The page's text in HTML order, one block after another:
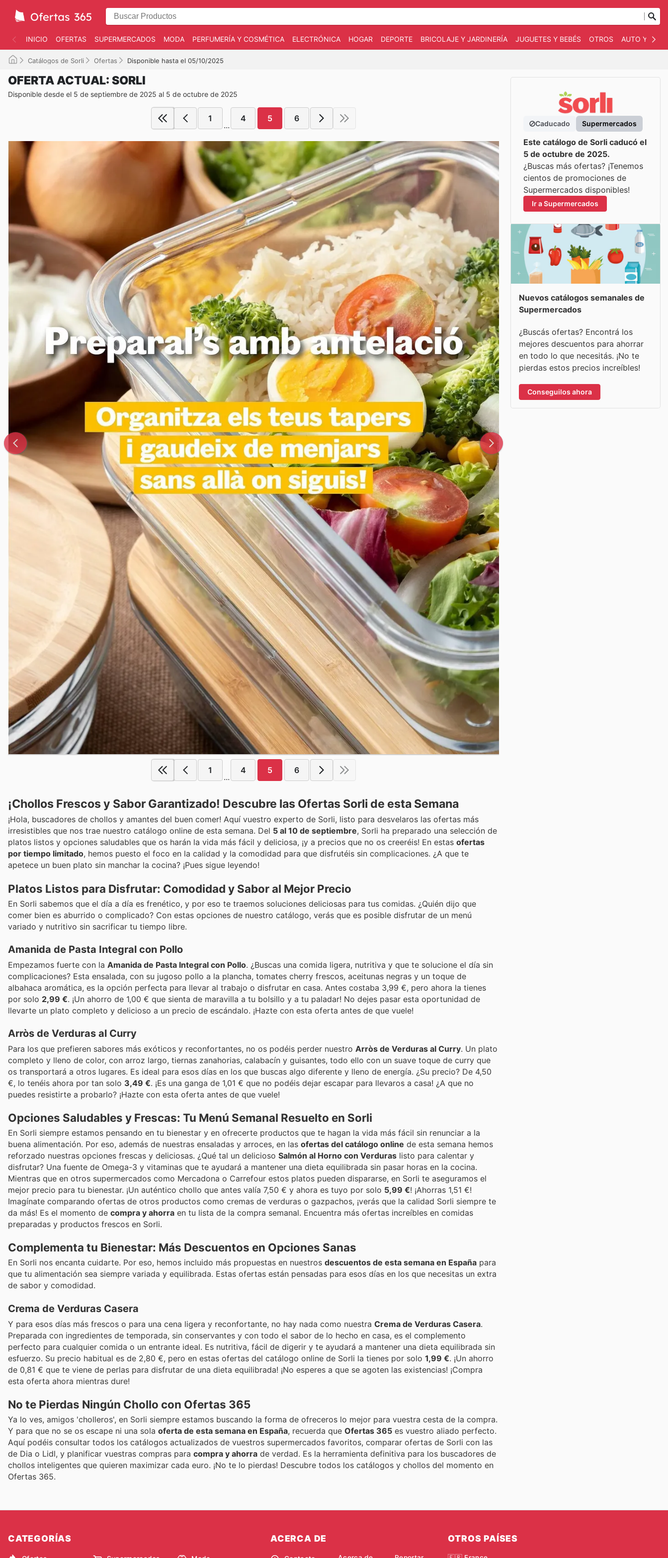
INICIO OFERTAS SUPERMERCADOS MODA PERFUMERÍA Y COSMÉTICA ELECTRÓNICA HOGAR DEPORTE BRICOLAJE Y JARDINERÍA JUGUETES Y BEBÉS OTROS AUTO Y
Catálogos de Sorli Ofertas Disponible hasta el 05/10/2025
OFERTA ACTUAL: SORLI
Disponible desde el 5 de septiembre de 2025 al 5 de octubre de 2025
1
...
4 5 6
1
...
4 5 6
¡Chollos Frescos y Sabor Garantizado! Descubre las Ofertas Sorli de esta Semana
¡Hola, buscadores de chollos y amantes del buen comer! Aquí vuestro experto de Sorli, listo para desvelaros las ofertas más
irresistibles que nos trae nuestro catálogo online de esta semana. Del 5 al 10 de septiembre, Sorli ha preparado una selección de
platos listos y opciones saludables que os harán la vida más fácil y deliciosa, ¡y a precios que no os creeréis! En estas ofertas
por tiempo limitado, hemos puesto el foco en la calidad y la comodidad para que disfrutéis sin complicaciones. ¿A que te
apetece un buen plato sin manchar la cocina? ¡Pues sigue leyendo!
Platos Listos para Disfrutar: Comodidad y Sabor al Mejor Precio
En Sorli sabemos que el día a día es frenético, y por eso te traemos soluciones deliciosas para tus comidas. ¿Quién dijo que
comer bien es aburrido o complicado? Con estas opciones de nuestro catálogo, verás que es posible disfrutar de un menú
variado y nutritivo sin sacrificar tu tiempo libre.
Amanida de Pasta Integral con Pollo
Empezamos fuerte con la Amanida de Pasta Integral con Pollo. ¿Buscas una comida ligera, nutritiva y que te solucione el día sin
complicaciones? Esta ensalada, con su jugoso pollo a la plancha, tomates cherry frescos, aceitunas negras y un toque de
albahaca aromática, es la opción perfecta para llevar al trabajo o disfrutar en casa. Antes costaba 3,99 €, pero ahora la tienes
por solo 2,99 €. ¡Un ahorro de 1,00 € que sienta de maravilla a tu bolsillo y a tu paladar! No dejes pasar esta oportunidad de
llevarte un plato completo y delicioso a un precio de escándalo. ¡Hazte con esta oferta antes de que vuele!
Arròs de Verduras al Curry
Para los que prefieren sabores más exóticos y reconfortantes, no os podéis perder nuestro Arròs de Verduras al Curry. Un plato
completo y lleno de color, con arroz largo, tiernas zanahorias, calabacín y guisantes, todo ello con un suave toque de curry que
os transportará a otros lugares. Es ideal para esos días en los que buscas algo diferente y lleno de energía. ¿Su precio? De 4,50
€, lo tenéis ahora por tan solo 3,49 €. ¡Es una ganga de 1,01 € que no podéis dejar escapar para llevaros a casa! ¿A que no
puedes resistirte a probarlo? ¡Hazte con esta oferta antes de que vuele!
Opciones Saludables y Frescas: Tu Menú Semanal Resuelto en Sorli
En Sorli siempre estamos pensando en tu bienestar y en ofrecerte productos que te hagan la vida más fácil sin renunciar a la
buena alimentación. Por eso, además de nuestras ensaladas y arroces, en las ofertas del catálogo online de esta semana hemos
reforzado nuestras opciones frescas y deliciosas. ¿Qué tal un delicioso Salmón al Horno con Verduras listo para calentar y
disfrutar? Una fuente de Omega-3 y vitaminas que te ayudará a mantener una dieta equilibrada sin pasar horas en la cocina.
Mientras que en otros supermercados como Mercadona o Carrefour estos platos pueden dispararse, en Sorli te aseguramos el
mejor precio para tu bienestar. ¡Un auténtico chollo que antes valía 7,50 € y ahora es tuyo por solo 5,99 €! ¡Ahorras 1,51 €!
Imagínate comparando ofertas de otros productos como cremas de verduras o gazpachos, ¡verás que la calidad Sorli siempre te
da más! Es el momento de compra y ahorra en tu lista de la compra semanal. Encuentra más ofertas increíbles en comidas
preparadas y productos frescos en Sorli.
Complementa tu Bienestar: Más Descuentos en Opciones Sanas
En Sorli nos encanta cuidarte. Por eso, hemos incluido más propuestas en nuestros descuentos de esta semana en España para
que tu alimentación sea siempre variada y equilibrada. Estas ofertas están pensadas para esos días en los que necesitas un extra
de sabor y comodidad.
Crema de Verduras Casera
Y para esos días más frescos o para una cena ligera y reconfortante, no hay nada como nuestra Crema de Verduras Casera.
Preparada con ingredientes de temporada, sin conservantes y con todo el sabor de lo hecho en casa, es el complemento
perfecto para cualquier comida o un entrante ideal. Es nutritiva, fácil de digerir y te ayudará a mantener una dieta equilibrada sin
esfuerzo. Su precio habitual es de 2,80 €, pero en estas ofertas del catálogo online de Sorli la tienes por solo 1,99 €. ¡Un ahorro
de 0,81 € que te viene de perlas para disfrutar de una dieta equilibrada! ¡No esperes a que se agoten las existencias! ¡Compra
esta oferta ahora mientras dure!
No te Pierdas Ningún Chollo con Ofertas 365
Ya lo ves, amigos 'cholleros', en Sorli siempre estamos buscando la forma de ofreceros lo mejor para vuestra cesta de la compra.
Y para que no se os escape ni una sola oferta de esta semana en España, recuerda que Ofertas 365 es vuestro aliado perfecto.
Aquí podéis consultar todos los catálogos actualizados de vuestros supermercados favoritos, comparar ofertas de Sorli con las
de Dia o Lidl, y planificar vuestras compras para compra y ahorra de verdad. Es la herramienta definitiva para los buscadores de
chollos inteligentes que quieren maximizar cada euro. ¡No te lo pierdas! Descubre todos los catálogos y chollos del momento en
Ofertas 365.
Caducado Supermercados
Este catálogo de Sorli caducó el
5 de octubre de 2025.
¿Buscas más ofertas? ¡Tenemos
cientos de promociones de
Supermercados disponibles!
Ir a Supermercados
Nuevos catálogos semanales de
Supermercados
¿Buscás ofertas? Encontrá los
mejores descuentos para ahorrar
en todo lo que necesitás. ¡No te
pierdas estos precios increíbles!
Conseguilos ahora
CATEGORÍAS ACERCA DE OTROS PAÍSES